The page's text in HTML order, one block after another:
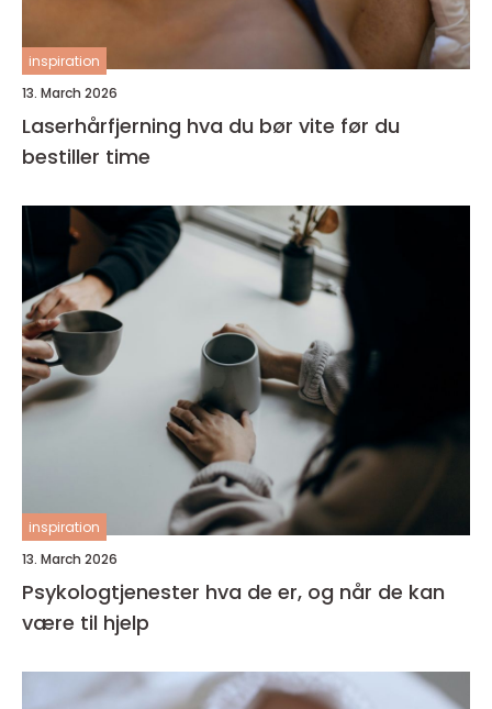
inspiration
13. March 2026
Laserhårfjerning hva du bør vite før du
bestiller time
inspiration
13. March 2026
Psykologtjenester hva de er, og når de kan
være til hjelp